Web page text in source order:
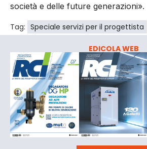
società e delle future generazioni».
Tag: Speciale servizi per il progettista
EDICOLA WEB